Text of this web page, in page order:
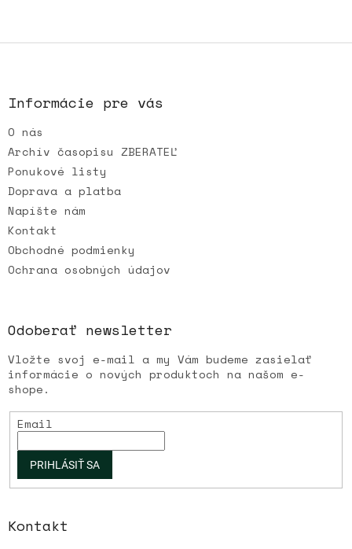
Z
i
e
Informácie pre vás
O nás
Archív časopisu ZBERATEĽ
Ponukové listy
Doprava a platba
Napíšte nám
Kontakt
Obchodné podmienky
Ochrana osobných údajov
Odoberať newsletter
Vložte svoj e-mail a my Vám budeme zasielať
informácie o nových produktoch na našom e-
shope.
Email
PRIHLÁSIŤ SA
Kontakt